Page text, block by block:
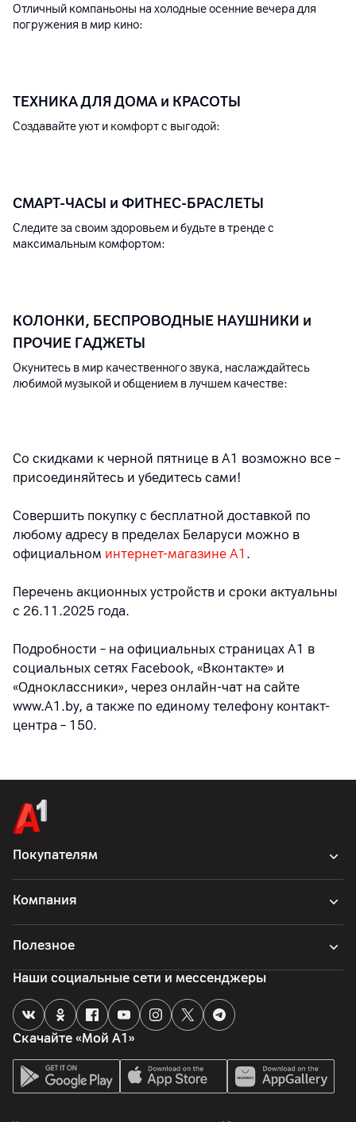
Отличный компаньоны на холодные осенние вечера для
погружения в мир кино:
ТЕХНИКА ДЛЯ ДОМА и КРАСОТЫ
Создавайте уют и комфорт с выгодой:
СМАРТ-ЧАСЫ и ФИТНЕС-БРАСЛЕТЫ
Следите за своим здоровьем и будьте в тренде с
максимальным комфортом:
КОЛОНКИ, БЕСПРОВОДНЫЕ НАУШНИКИ и
ПРОЧИЕ ГАДЖЕТЫ
Окунитесь в мир качественного звука, наслаждайтесь
любимой музыкой и общением в лучшем качестве:
Со скидками к черной пятнице в А1 возможно все –
присоединяйтесь и убедитесь сами!
Совершить покупку с бесплатной доставкой по
любому адресу в пределах Беларуси можно в
официальном интернет-магазине А1 .
Перечень акционных устройств и сроки актуальны
с 26.11.2025 года.
Подробности – на официальных страницах A1 в
социальных сетях Facebook, «Вконтакте» и
«Одноклассники», через онлайн-чат на сайте
www.A1.by, а также по единому телефону контакт-
центра – 150.
Покупателям
Компания
Полезное
Скачайте «Мой А1»
Наши социальные сети и мессенджеры